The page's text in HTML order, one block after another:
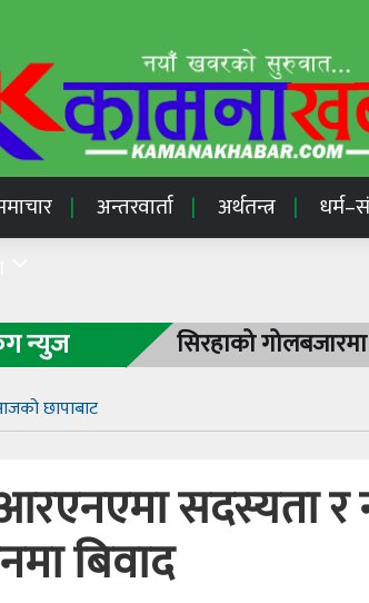
अन्तरवार्ता अर्थतन्त्र
न्युज सिरहाको
छापाबाट
सदस्यता र
बिवाद